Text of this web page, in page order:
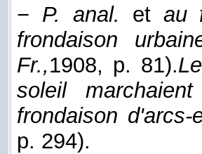
− P. anal. et au
frondaison
Fr.,1908, p. 81).
soleil
frondaison d'arcs-
p. 294).